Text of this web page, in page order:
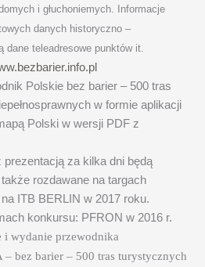
i głuchoniemych. Informacje
danych historyczno –
teleadresowe punktów it.
Polskie bez barier – 500 tras
w formie aplikacji
Polski w wersji PDF z
za kilka dni będą
rozdawane na targach
ITB BERLIN w 2017 roku.
konkursu: PFRON w 2016 r.
i wydanie przewodnika
bez barier – 500 tras turystycznych